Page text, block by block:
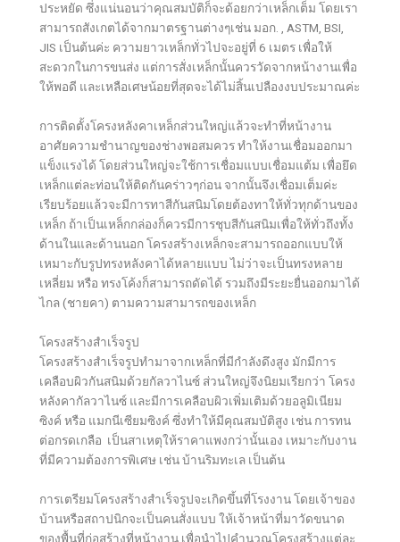
ประหยัด ซึ่งแน่นอนว่าคุณสมบัติก็จะด้อยกว่าเหล็กเต็ม โดยเรา
สามารถสังเกตได้จากมาตรฐานต่างๆเช่น มอก. , ASTM, BSI,
JIS เป็นต้นค่ะ ความยาวเหล็กทั่วไปจะอยู่ที่ 6 เมตร เพื่อให้
สะดวกในการขนส่ง แต่การสั่งเหล็กนั้นควรวัดจากหน้างานเพื่อ
ให้พอดี และเหลือเศษน้อยที่สุดจะได้ไม่สิ้นเปลืองงบประมาณค่ะ
การติดตั้งโครงหลังคาเหล็กส่วนใหญ่แล้วจะทำที่หน้างาน
อาศัยความชำนาญของช่างพอสมควร ทำให้งานเชื่อมออกมา
แข็งแรงได้ โดยส่วนใหญ่จะใช้การเชื่อมแบบเชื่อมแต้ม เพื่อยึด
เหล็กแต่ละท่อนให้ติดกันคร่าวๆก่อน จากนั้นจึงเชื่อมเต็มค่ะ
เรียบร้อยแล้วจะมีการทาสีกันสนิมโดยต้องทาให้ทั่วทุกด้านของ
เหล็ก ถ้าเป็นเหล็กกล่องก็ควรมีการชุบสีกันสนิมเพื่อให้ทั่วถึงทั้ง
ด้านในและด้านนอก โครงสร้างเหล็กจะสามารถออกแบบให้
เหมาะกับรูปทรงหลังคาได้หลายแบบ ไม่ว่าจะเป็นทรงหลาย
เหลี่ยม หรือ ทรงโค้งก็สามารถดัดได้ รวมถึงมีระยะยื่นออกมาได้
ไกล (ชายคา) ตามความสามารถของเหล็ก
โครงสร้างสำเร็จรูป
โครงสร้างสำเร็จรูปทำมาจากเหล็กที่มีกำลังดึงสูง มักมีการ
เคลือบผิวกันสนิมด้วยกัลวาไนซ์ ส่วนใหญ่จึงนิยมเรียกว่า โครง
หลังคากัลวาไนซ์ และมีการเคลือบผิวเพิ่มเติมด้วยอลูมิเนียม
ซิงค์ หรือ แมกนีเซียมซิงค์ ซึ่งทำให้มีคุณสมบัติสูง เช่น การทน
ต่อกรดเกลือ เป็นสาเหตุให้ราคาแพงกว่านั้นเอง เหมาะกับงาน
ที่มีความต้องการพิเศษ เช่น บ้านริมทะเล เป็นต้น
การเตรียมโครงสร้างสำเร็จรูปจะเกิดขึ้นที่โรงงาน โดยเจ้าของ
บ้านหรือสถาปนิกจะเป็นคนสั่งแบบ ให้เจ้าหน้าที่มาวัดขนาด
ของพื้นที่ก่อสร้างที่หน้างาน เพื่อนำไปคำนวณโครงสร้างแต่ละ